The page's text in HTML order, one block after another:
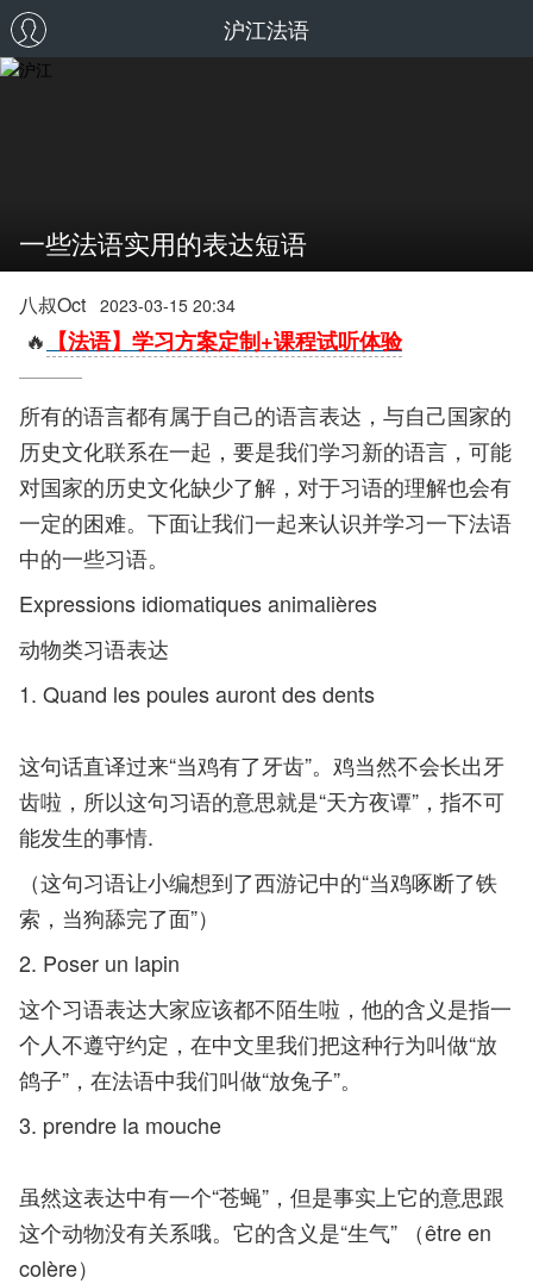
沪江法语
一些法语实用的表达短语
八叔Oct 2023-03-15 20:34
🔥 【法语】学习方案定制+课程试听体验
所有的语言都有属于自己的语言表达，与自己国家的
历史文化联系在一起，要是我们学习新的语言，可能
对国家的历史文化缺少了解，对于习语的理解也会有
一定的困难。下面让我们一起来认识并学习一下法语
中的一些习语。
Expressions idiomatiques animalières
动物类习语表达
1. Quand les poules auront des dents
这句话直译过来“当鸡有了牙齿”。鸡当然不会长出牙
齿啦，所以这句习语的意思就是“天方夜谭”，指不可
能发生的事情.
（这句习语让小编想到了西游记中的“当鸡啄断了铁
索，当狗舔完了面”）
2. Poser un lapin
这个习语表达大家应该都不陌生啦，他的含义是指一
个人不遵守约定，在中文里我们把这种行为叫做“放
鸽子”，在法语中我们叫做“放兔子”。
3. prendre la mouche
虽然这表达中有一个“苍蝇”，但是事实上它的意思跟
这个动物没有关系哦。它的含义是“生气” （être en
colère）